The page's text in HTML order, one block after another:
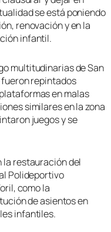
se está poniendo
renovación y en la
infantil.
multitudinarias de San
repintados
en malas
similares en la zona
juegos y se
restauración del
Polideportivo
como la
de asientos en
infantiles.